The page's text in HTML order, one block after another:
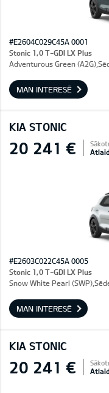
#E2604C029C45A 0001
Stonic 1,0 T-GDI LX Plus
Adventurous Green
MAN INTERESĒ
KIA STONIC
20 241 €
#E2603C022C45A 0005
Stonic 1,0 T-GDI LX Plus
Snow White Pearl
MAN INTERESĒ
KIA STONIC
20 241 €